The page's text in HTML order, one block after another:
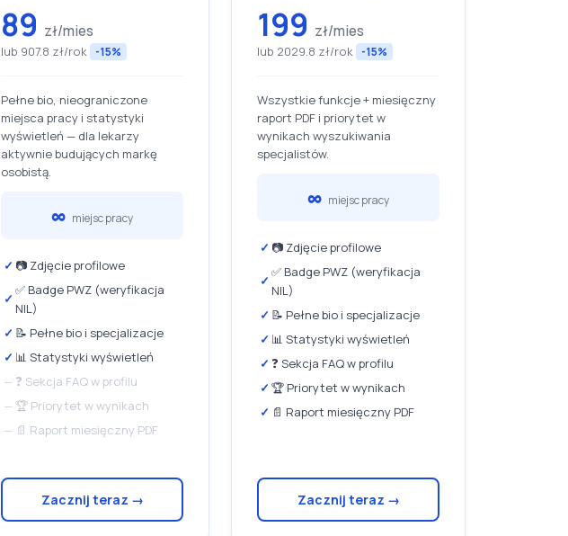
89 zł/mies
lub 907.8 zł/rok -15%
Pełne bio, nieograniczone
miejsca pracy i statystyki
wyświetleń — dla lekarzy
aktywnie budujących markę
osobistą.
∞ miejsc pracy
✓ 📷 Zdjęcie profilowe
✓
✅ Badge PWZ (weryfikacja
NIL)
✓ 📝 Pełne bio i specjalizacje
✓ 📊 Statystyki wyświetleń
— ❓ Sekcja FAQ w profilu
— 🏆 Priorytet w wynikach
— 📄 Raport miesięczny PDF
Zacznij teraz →
199 zł/mies
lub 2029.8 zł/rok -15%
Wszystkie funkcje + miesięczny
raport PDF i priorytet w
wynikach wyszukiwania
specjalistów.
∞ miejsc pracy
✓ 📷 Zdjęcie profilowe
✓
✅ Badge PWZ (weryfikacja
NIL)
✓ 📝 Pełne bio i specjalizacje
✓ 📊 Statystyki wyświetleń
✓ ❓ Sekcja FAQ w profilu
✓ 🏆 Priorytet w wynikach
✓ 📄 Raport miesięczny PDF
Zacznij teraz →